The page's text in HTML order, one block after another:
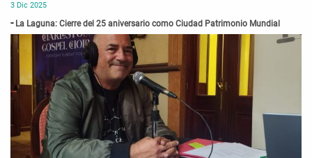
3 Dic 2025
La Laguna: Cierre del 25 aniversario como Ciudad Patrimonio Mundial